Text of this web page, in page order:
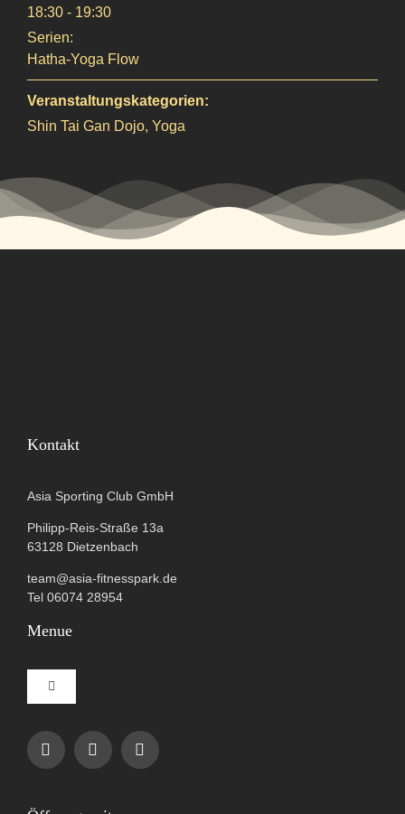
18:30 - 19:30
Serien:
Hatha-Yoga Flow
Veranstaltungskategorien:
Shin Tai Gan Dojo, Yoga
Kontakt
Asia Sporting Club GmbH
Philipp-Reis-Straße 13a
63128 Dietzenbach
team@asia-fitnesspark.de
Tel 06074 28954
Menue
Toggle
Navigation
Impressum